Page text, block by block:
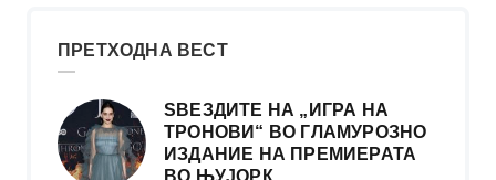
ПРЕТХОДНА ВЕСТ
ЅВЕЗДИТЕ НА „ИГРА НА
ТРОНОВИ“ ВО ГЛАМУРОЗНО
ИЗДАНИЕ НА ПРЕМИЕРАТА